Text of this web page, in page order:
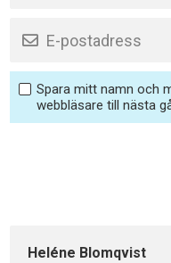
Spara mitt namn och
webbläsare till nästa
Heléne Blomqvist